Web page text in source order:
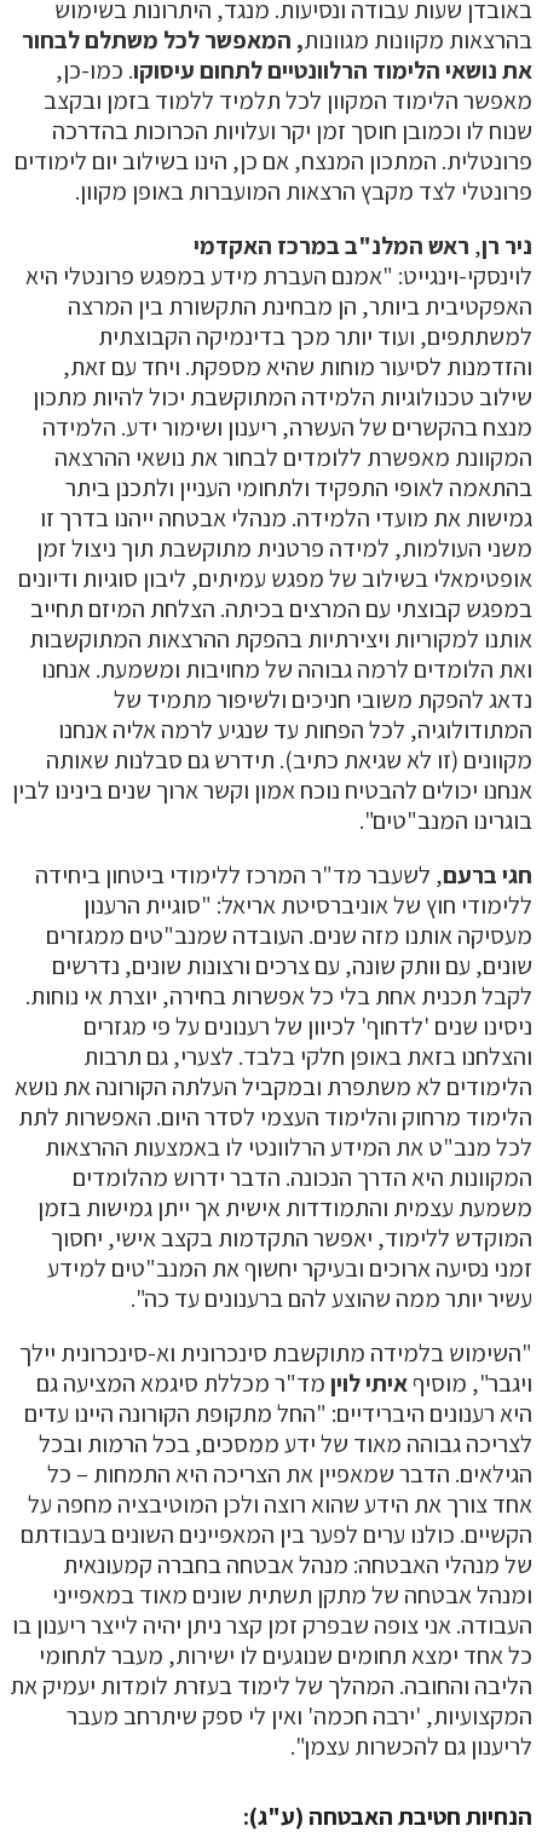
שעות עבודה ונסיעות. מנגד, היתרונות בשימוש
מקוונות מגוונות, המאפשר לכל משתלם לבחור
נושאי הלימוד הרלוונטיים לתחום עיסוקו. כמו-כן,
הלימוד המקוון לכל תלמיד ללמוד בזמן ובקצב
לו וכמובן חוסך זמן יקר ועלויות הכרוכות בהדרכה
המתכון המנצח, אם כן, הינו בשילוב יום לימודים
לצד מקבץ הרצאות המועברות באופן מקוון.
רן,ראש המלנ"ב במרכז האקדמי
וינגייט: "אמנם העברת מידע במפגש פרונטלי היא
ביותר, הן מבחינת התקשורת בין המרצה
ועוד יותר מכך בדינמיקה הקבוצתית
לסיעור מוחות שהיא מספקת. ויחד עם זאת,
טכנולוגיות הלמידה המתוקשבת יכול להיות מתכון
בהקשרים של העשרה, ריענון ושימור ידע. הלמידה
מאפשרת ללומדים לבחור את נושאי ההרצאה
לאופי התפקיד ולתחומי העניין ולתכנן ביתר
את מועדי הלמידה. מנהלי אבטחה ייהנו בדרך זו
העולמות, למידה פרטנית מתוקשבת תוך ניצול זמן
בשילוב של מפגש עמיתים, ליבון סוגיות ודיונים
קבוצתי עם המרצים בכיתה. הצלחת המיזם תחייב
למקוריות ויצירתיות בהפקת ההרצאות המתוקשבות
הלומדים לרמה גבוהה של מחויבות ומשמעת. אנחנו
להפקת משובי חניכים ולשיפור מתמיד של
לכל הפחות עד שנגיע לרמה אליה אנחנו
(זו לא שגיאת כתיב). תידרש גם סבלנות שאותה
יכולים להבטיח נוכח אמון וקשר ארוך שנים בינינו לבין
המנב"טים".
ברעם, לשעבר מד"ר המרכז ללימודי ביטחון ביחידה
חוץ של אוניברסיטת אריאל: "סוגיית הרענון
אותנו מזה שנים. העובדה שמנב"טים ממגזרים
עם וותק שונה, עם צרכים ורצונות שונים, נדרשים
תכנית אחת בלי כל אפשרות בחירה, יוצרת אי נוחות.
שנים 'לדחוף' לכיוון של רענונים על פי מגזרים
בזאת באופן חלקי בלבד. לצערי, גם תרבות
לא משתפרת ובמקביל העלתה הקורונה את נושא
מרחוק והלימוד העצמי לסדר היום. האפשרות לתת
מנב"ט את המידע הרלוונטי לו באמצעות ההרצאות
היא הדרך הנכונה. הדבר ידרוש מהלומדים
עצמית והתמודדות אישית אך ייתן גמישות בזמן
ללימוד, יאפשר התקדמות בקצב אישי, יחסוך
נסיעה ארוכים ובעיקר יחשוף את המנב"טים למידע
יותר ממה שהוצע להם ברענונים עד כה".
בלמידה מתוקשבת סינכרונית וא-סינכרונית יילך
מוסיףאיתי לויןמד"ר מכללת סיגמא המציעה גם
רענונים היברידיים: "החל מתקופת הקורונה היינו עדים
גבוהה מאוד של ידע ממסכים, בכל הרמות ובכל
הדבר שמאפיין את הצריכה היא התמחות – כל
צורך את הידע שהוא רוצה ולכן המוטיבציה מחפה על
כולנו ערים לפער בין המאפיינים השונים בעבודתם
מנהלי האבטחה: מנהל אבטחה בחברה קמעונאית
אבטחה של מתקן תשתית שונים מאוד במאפייני
אני צופה שבפרק זמן קצר ניתן יהיה לייצר ריענון בו
אחד ימצא תחומים שנוגעים לו ישירות, מעבר לתחומי
והחובה. המהלך של לימוד בעזרת לומדות יעמיק את
'ירבה חכמה' ואין לי ספק שיתרחב מעבר
גם להכשרות עצמן".
חטיבת האבטחה (ע"ג):